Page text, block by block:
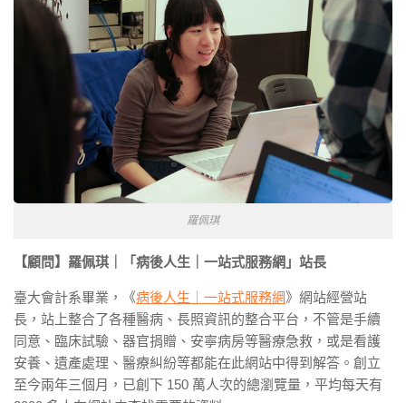
羅佩琪
【顧問】羅佩琪｜「病後人生｜一站式服務網」站長
臺大會計系畢業，《病後人生｜一站式服務網》網站經營站
長，站上整合了各種醫病、長照資訊的整合平台，不管是手續
同意、臨床試驗、器官捐贈、安寧病房等醫療急救，或是看護
安養、遺產處理、醫療糾紛等都能在此網站中得到解答。創立
至今兩年三個月，已創下 150 萬人次的總瀏覽量，平均每天有